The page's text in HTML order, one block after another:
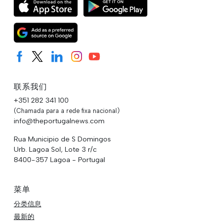
联系我们
+351 282 341 100
(Chamada para a rede fixa nacional)
info@theportugalnews.com
Rua Municipio de S Domingos
Urb. Lagoa Sol, Lote 3 r/c
8400-357 Lagoa - Portugal
菜单
分类信息
最新的